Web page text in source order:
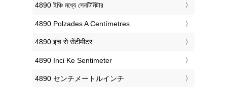
‎4890 ইঞ্চি মধ্যে সেনটিমিটার
‎4890 Polzades A Centímetres
‎4890 इंच से सेंटीमीटर
‎4890 Inci Ke Sentimeter
‎4890 センチメートルインチ